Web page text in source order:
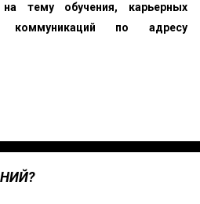
тему обучения, карьерных
по адресу